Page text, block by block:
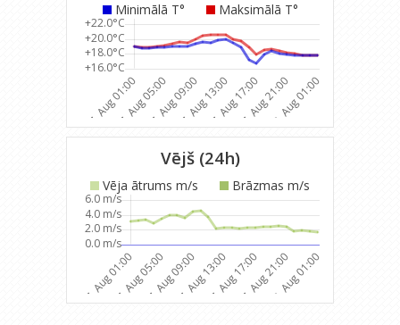
Minimālā T° Maksimālā T°
Vējš (24h)
Vēja ātrums m/s Brāzmas m/s